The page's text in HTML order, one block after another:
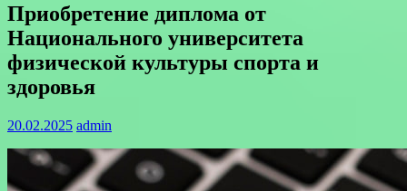
Приобретение диплома от
Национального университета
физической культуры спорта и
здоровья
20.02.2025 admin